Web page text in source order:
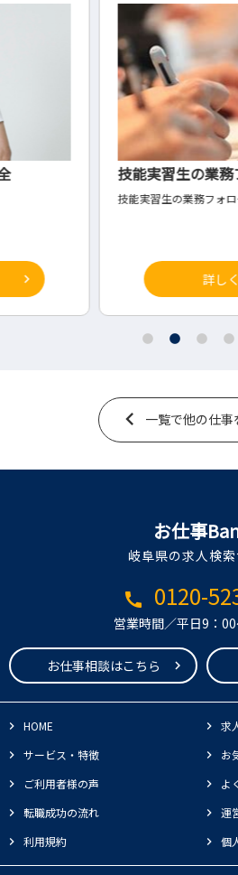
技能実習生の業務フ
技能実習生の業務フォロー（
詳しく見る
一覧で他の仕事
お仕事
岐阜県の求人検
call 0120-
営業時間／平日9：
お仕事相談はこちら
HOME
求
サービス・特徴
お
ご利用者様の声
よ
転職成功の流れ
運
利用規約
個